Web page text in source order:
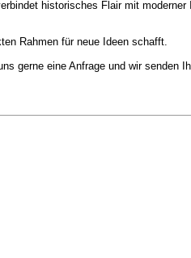
historisches Flair mit
Rahmen für neue Ideen schafft.
gerne eine Anfrage und wir senden